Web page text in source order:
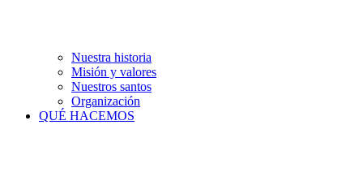
Nuestra historia
Misión y valores
Nuestros santos
Organización
QUÉ HACEMOS